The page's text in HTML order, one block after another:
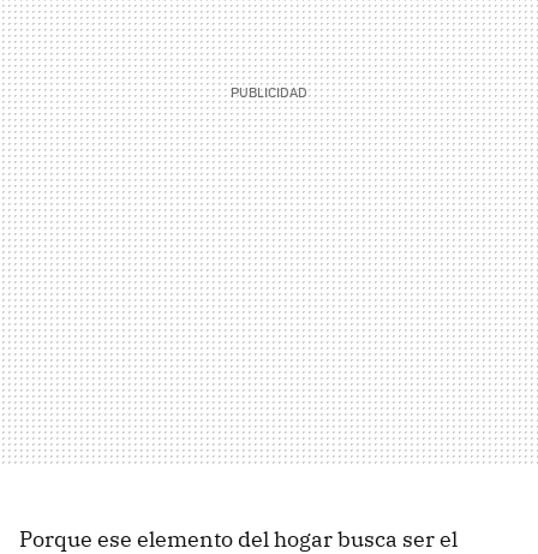
Porque ese elemento del hogar busca ser el